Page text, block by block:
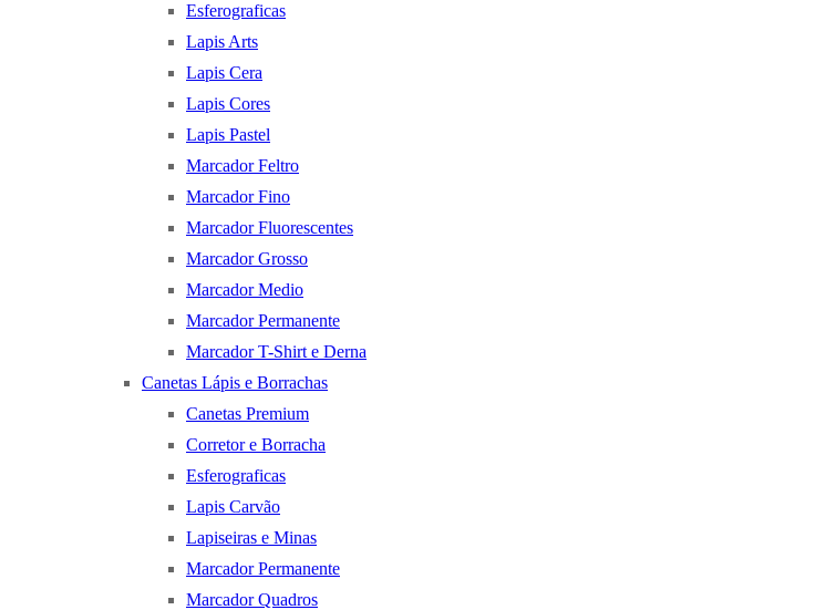
Esferograficas
Lapis Arts
Lapis Cera
Lapis Cores
Lapis Pastel
Marcador Feltro
Marcador Fino
Marcador Fluorescentes
Marcador Grosso
Marcador Medio
Marcador Permanente
Marcador T-Shirt e Derna
Canetas Lápis e Borrachas
Canetas Premium
Corretor e Borracha
Esferograficas
Lapis Carvão
Lapiseiras e Minas
Marcador Permanente
Marcador Quadros